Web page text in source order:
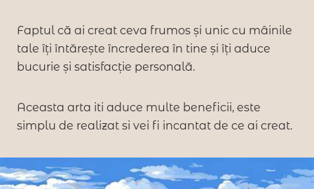
Faptul că ai creat ceva frumos și unic cu mâinile
tale îți întărește încrederea în tine și îți aduce
bucurie și satisfacție personală.
Aceasta arta iti aduce multe beneficii, este
simplu de realizat si vei fi incantat de ce ai creat.